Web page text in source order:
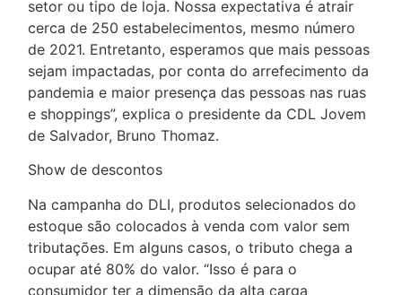
setor ou tipo de loja. Nossa expectativa é atrair
cerca de 250 estabelecimentos, mesmo número
de 2021. Entretanto, esperamos que mais pessoas
sejam impactadas, por conta do arrefecimento da
pandemia e maior presença das pessoas nas ruas
e shoppings”, explica o presidente da CDL Jovem
de Salvador, Bruno Thomaz.
Show de descontos
Na campanha do DLI, produtos selecionados do
estoque são colocados à venda com valor sem
tributações. Em alguns casos, o tributo chega a
ocupar até 80% do valor. “Isso é para o
consumidor ter a dimensão da alta carga